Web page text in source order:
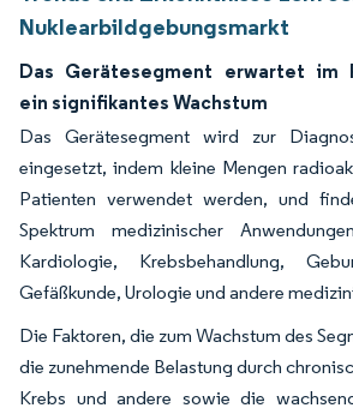
Nuklearbildgebungsmarkt
Das Gerätesegment erwartet im
ein signifikantes Wachstum
Das Gerätesegment wird zur
eingesetzt, indem kleine Mengen
Patienten verwendet werden, und
Spektrum medizinischer
Kardiologie, Krebsbehandlung,
Gefäßkunde, Urologie und andere
Die Faktoren, die zum Wachstum des
die zunehmende Belastung durch
Krebs und andere sowie die